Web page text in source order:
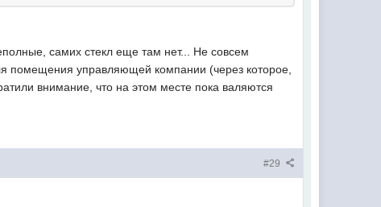
самих стекл еще там нет... Не совсем
помещения управляющей компании (через которое,
внимание, что на этом месте пока валяются
#29